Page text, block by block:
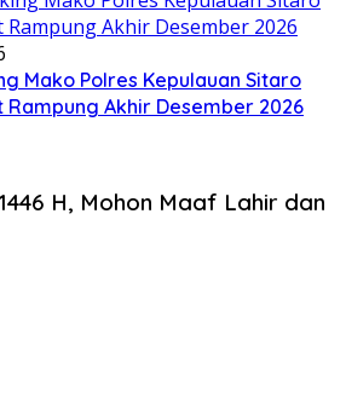
Mako Polres Kepulauan Sitaro
Rampung Akhir Desember 2026
H, Mohon Maaf Lahir dan